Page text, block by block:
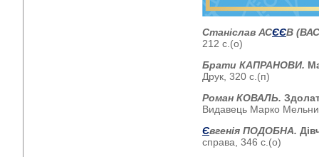
Станіслав АСЄЄВ
212 с.(о)
Брати КАПРАНОВИ.
Друк, 320 с.(п)
Роман КОВАЛЬ.
Видавець Марко
Євгенія ПОДОБНА.
справа, 346 с.(о)